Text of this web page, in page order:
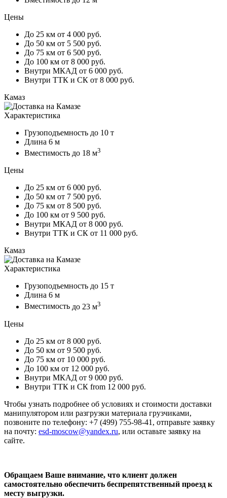
Цены
До 25 км от 4 000 руб.
До 50 км от 5 500 руб.
До 75 км от 6 500 руб.
До 100 км от 8 000 руб.
Внутри МКАД от 6 000 руб.
Внутри ТТК и СК от 8 000 руб.
Камаз
Характеристика
Грузоподъемность до 10 т
Длина 6 м
Вместимость до 18 м3
Цены
До 25 км от 6 000 руб.
До 50 км от 7 500 руб.
До 75 км от 8 500 руб.
До 100 км от 9 500 руб.
Внутри МКАД от 8 000 руб.
Внутри ТТК и СК от 11 000 руб.
Камаз
Характеристика
Грузоподъемность до 15 т
Длина 6 м
Вместимость до 23 м3
Цены
До 25 км от 8 000 руб.
До 50 км от 9 500 руб.
До 75 км от 10 000 руб.
До 100 км от 12 000 руб.
Внутри МКАД от 9 000 руб.
Внутри ТТК и СК from 12 000 руб.
Чтобы узнать подробнее об условиях и стоимости доставки
манипулятором или разгрузки материала грузчиками,
позвоните по телефону: +7 (499) 755-98-41, отправьте заявку
на почту: esd-moscow@yandex.ru, или оставьте заявку на
сайте.
Обращаем Ваше внимание, что клиент должен
самостоятельно обеспечить беспрепятственный проезд к
месту выгрузки.